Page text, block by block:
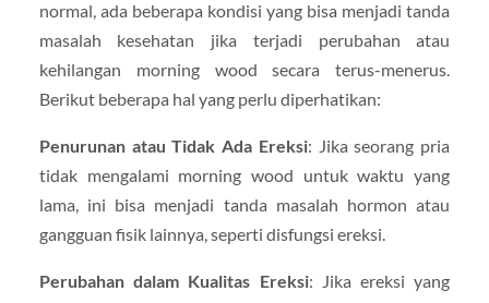
normal, ada beberapa kondisi yang bisa menjadi tanda
masalah kesehatan jika terjadi perubahan atau
kehilangan morning wood secara terus-menerus.
Berikut beberapa hal yang perlu diperhatikan:
Penurunan atau Tidak Ada Ereksi: Jika seorang pria
tidak mengalami morning wood untuk waktu yang
lama, ini bisa menjadi tanda masalah hormon atau
gangguan fisik lainnya, seperti disfungsi ereksi.
Perubahan dalam Kualitas Ereksi: Jika ereksi yang